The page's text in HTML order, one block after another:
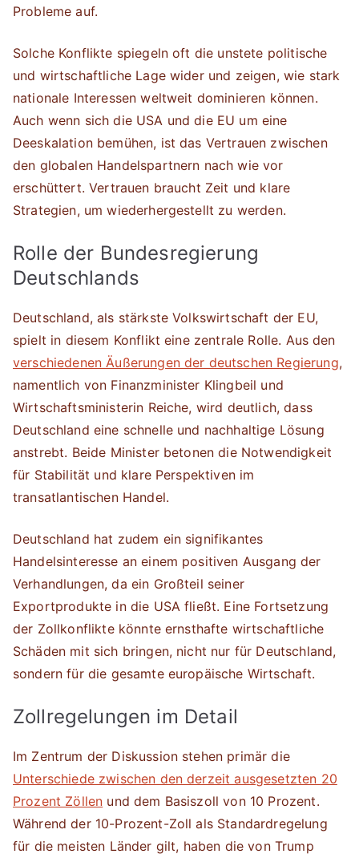
Probleme auf.
Solche Konflikte spiegeln oft die unstete politische
und wirtschaftliche Lage wider und zeigen, wie stark
nationale Interessen weltweit dominieren können.
Auch wenn sich die USA und die EU um eine
Deeskalation bemühen, ist das Vertrauen zwischen
den globalen Handelspartnern nach wie vor
erschüttert. Vertrauen braucht Zeit und klare
Strategien, um wiederhergestellt zu werden.
Rolle der Bundesregierung
Deutschlands
Deutschland, als stärkste Volkswirtschaft der EU,
spielt in diesem Konflikt eine zentrale Rolle. Aus den
verschiedenen Äußerungen der deutschen Regierung,
namentlich von Finanzminister Klingbeil und
Wirtschaftsministerin Reiche, wird deutlich, dass
Deutschland eine schnelle und nachhaltige Lösung
anstrebt. Beide Minister betonen die Notwendigkeit
für Stabilität und klare Perspektiven im
transatlantischen Handel.
Deutschland hat zudem ein signifikantes
Handelsinteresse an einem positiven Ausgang der
Verhandlungen, da ein Großteil seiner
Exportprodukte in die USA fließt. Eine Fortsetzung
der Zollkonflikte könnte ernsthafte wirtschaftliche
Schäden mit sich bringen, nicht nur für Deutschland,
sondern für die gesamte europäische Wirtschaft.
Zollregelungen im Detail
Im Zentrum der Diskussion stehen primär die
Unterschiede zwischen den derzeit ausgesetzten 20
Prozent Zöllen und dem Basiszoll von 10 Prozent.
Während der 10-Prozent-Zoll als Standardregelung
für die meisten Länder gilt, haben die von Trump